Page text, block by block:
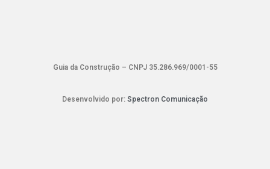
Guia da Construção – CNPJ 35.286.969/0001-55
Desenvolvido por: Spectron Comunicação